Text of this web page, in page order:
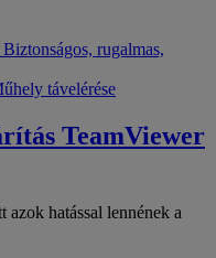
Biztonságos, rugalmas,
távelérése
TeamViewer
hatással lennének a